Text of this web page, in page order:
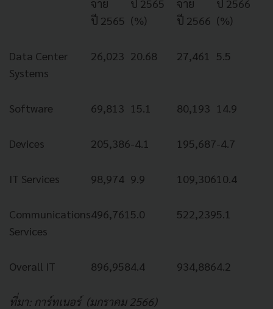
จ่าย
ปี 2565
ปี 2565
(%)
จ่าย
ปี 2566
ปี 2566
(%)
Data Center
Systems
26,023 20.68 27,461 5.5
Software 69,813 15.1 80,193 14.9
Devices 205,386-4.1 195,687-4.7
IT Services 98,974 9.9 109,30610.4
Communications
Services
496,761 5.0 522,2395.1
Overall IT 896,9584.4 934,8864.2
ที่มา: การ์ทเนอร์ (มกราคม 2566)